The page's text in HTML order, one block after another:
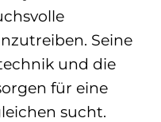
Seine
und die
für eine
sucht.